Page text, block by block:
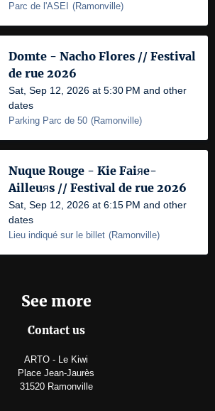
Parc de l'ASEI (Ramonville)
Domte - Nacho Flores // Festival
de rue 2026
Sat, Sep 12, 2026 at 5:30 PM and other
dates
Parking Parc de 50 (Ramonville)
Nuque Rouge - Kie Faiяe-
Ailleuяs // Festival de rue 2026
Sat, Sep 12, 2026 at 6:15 PM and other
dates
Lieu indiqué sur le billet (Ramonville)
See more
Contact us
ARTO - Le Kiwi
Place Jean-Jaurès
31520 Ramonville